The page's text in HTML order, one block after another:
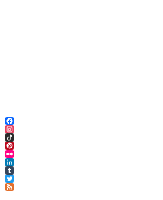
Facebook
Instagram
TikTok
Pinterest
Flickr
LinkedIn
Tumblr
Twitter
Feed